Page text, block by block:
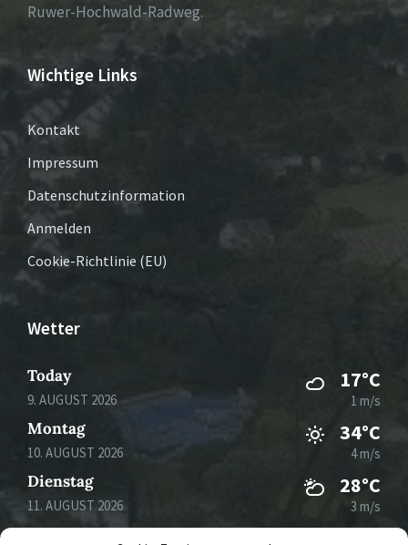
Ruwer-Hochwald-Radweg.
Wichtige Links
Kontakt
Impressum
Datenschutzinformation
Anmelden
Cookie-Richtlinie (EU)
Wetter
Today
9. AUGUST 2026
17°C
1 m/s
Montag
10. AUGUST 2026
34°C
4 m/s
Dienstag
11. AUGUST 2026
28°C
3 m/s
Mittwoch